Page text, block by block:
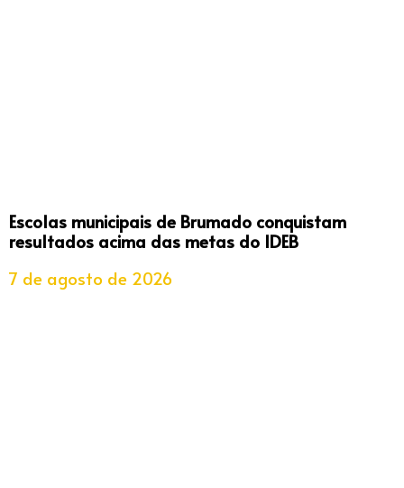
Escolas municipais de Brumado conquistam
resultados acima das metas do IDEB
7 de agosto de 2026